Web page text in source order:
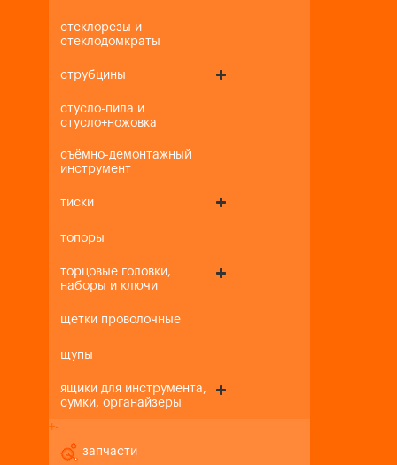
стеклорезы и
стеклодомкраты
струбцины
стусло-пила и
стусло+ножовка
съёмно-демонтажный
инструмент
тиски
топоры
торцовые головки,
наборы и ключи
щетки проволочные
щупы
ящики для инструмента,
сумки, органайзеры
+-
запчасти